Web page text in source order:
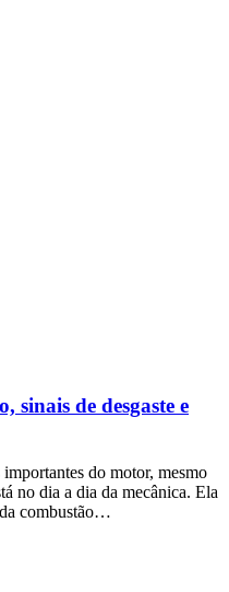
sinais de desgaste e
do motor, mesmo
no dia a dia da mecânica. Ela
combustão…